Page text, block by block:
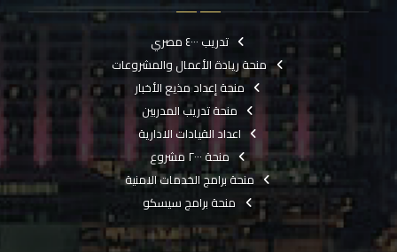
تدريب ٤٠٠٠ مصري
منحة ريادة الأعمال والمشروعات
منحة إعداد مذيع الأخبار
منحة تدريب المدربين
اعداد القيادات الادارية
منحة ٢٠٠٠ مشروع
منحة برامج الخدمات الامنية
منحة برامج سيسكو